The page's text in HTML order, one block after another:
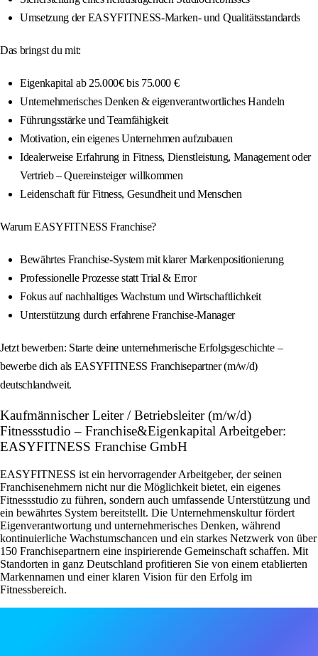
Umsetzung der EASYFITNESS-Marken- und Qualitätsstandards
Das bringst du mit:
Eigenkapital ab 25.000€ bis 75.000 €
Unternehmerisches Denken & eigenverantwortliches Handeln
Führungsstärke und Teamfähigkeit
Motivation, ein eigenes Unternehmen aufzubauen
Idealerweise Erfahrung in Fitness, Dienstleistung, Management oder
Vertrieb – Quereinsteiger willkommen
Leidenschaft für Fitness, Gesundheit und Menschen
Warum EASYFITNESS Franchise?
Bewährtes Franchise-System mit klarer Markenpositionierung
Professionelle Prozesse statt Trial & Error
Fokus auf nachhaltiges Wachstum und Wirtschaftlichkeit
Unterstützung durch erfahrene Franchise-Manager
Jetzt bewerben: Starte deine unternehmerische Erfolgsgeschichte –
bewerbe dich als EASYFITNESS Franchisepartner (m/w/d)
deutschlandweit.
Kaufmännischer Leiter / Betriebsleiter (m/w/d)
Fitnessstudio – Franchise&Eigenkapital Arbeitgeber:
EASYFITNESS Franchise GmbH
EASYFITNESS ist ein hervorragender Arbeitgeber, der seinen
Franchisenehmern nicht nur die Möglichkeit bietet, ein eigenes
Fitnessstudio zu führen, sondern auch umfassende Unterstützung und
ein bewährtes System bereitstellt. Die Unternehmenskultur fördert
Eigenverantwortung und unternehmerisches Denken, während
kontinuierliche Wachstumschancen und ein starkes Netzwerk von über
150 Franchisepartnern eine inspirierende Gemeinschaft schaffen. Mit
Standorten in ganz Deutschland profitieren Sie von einem etablierten
Markennamen und einer klaren Vision für den Erfolg im
Fitnessbereich.